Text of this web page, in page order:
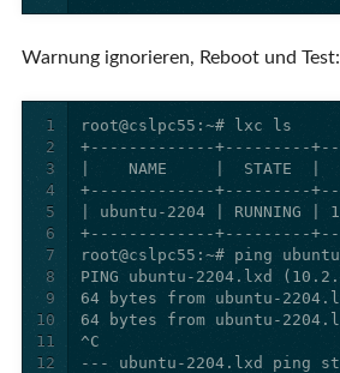
Warnung ignorieren, Reboot und Test:
1
2
3
4
5
6
7
8
9
10
11
12